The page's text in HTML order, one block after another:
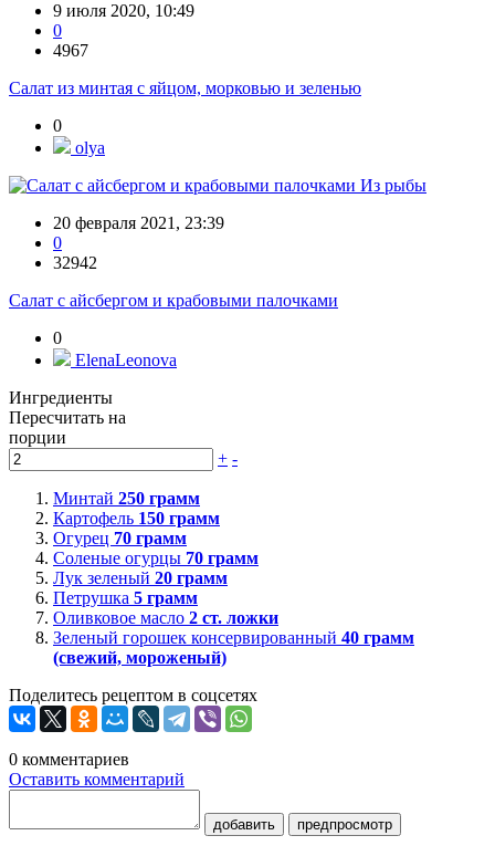
9 июля 2020, 10:49
0
4967
Салат из минтая с яйцом, морковью и зеленью
0
olya
Из рыбы
20 февраля 2021, 23:39
0
32942
Салат с айсбергом и крабовыми палочками
0
ElenaLeonova
Ингредиенты
Пересчитать на
порции
+ -
Минтай 250 грамм
Картофель 150 грамм
Огурец 70 грамм
Соленые огурцы 70 грамм
Лук зеленый 20 грамм
Петрушка 5 грамм
Оливковое масло 2 ст. ложки
Зеленый горошек консервированный 40 грамм
(свежий, мороженый)
Поделитесь рецептом в соцсетях
0 комментариев
Оставить комментарий
добавить предпросмотр